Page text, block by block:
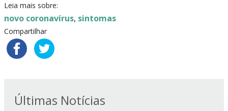
Leia mais sobre:
novo coronavírus, sintomas
Compartilhar
Últimas Notícias